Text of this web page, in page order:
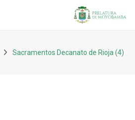
Sacramentos Decanato de Rioja (4)